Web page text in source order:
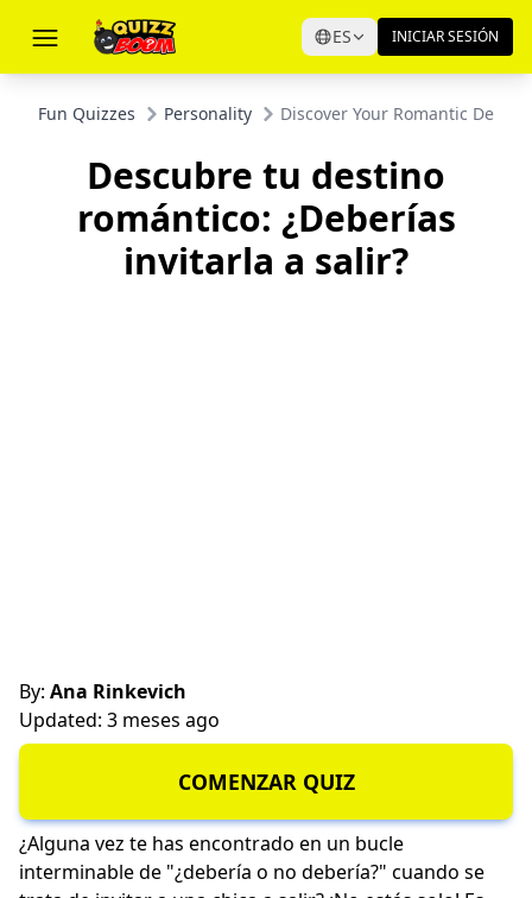
ES INICIAR SESIÓN
Fun Quizzes Personality Discover Your Romantic
Descubre tu destino
romántico: ¿Deberías
invitarla a salir?
By: Ana Rinkevich
Updated: 3 meses ago
COMENZAR QUIZ
¿Alguna vez te has encontrado en un bucle
interminable de "¿debería o no debería?" cuando se